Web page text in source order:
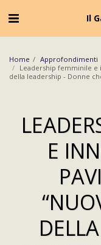
Il
Home
Approfondimenti
Leadership femminile e
della leadership - Donne
E